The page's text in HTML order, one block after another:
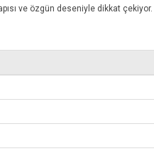
ve özgün deseniyle dikkat çekiyor.